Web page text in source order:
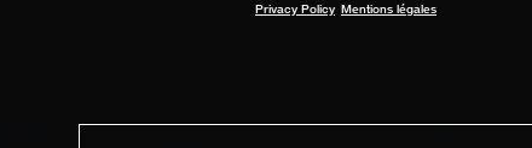
Privacy Policy Mentions légales